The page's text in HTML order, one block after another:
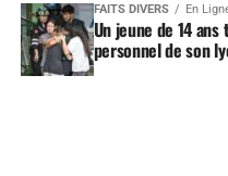
FAITS DIVERS En
Un jeune de 14
personnel de son